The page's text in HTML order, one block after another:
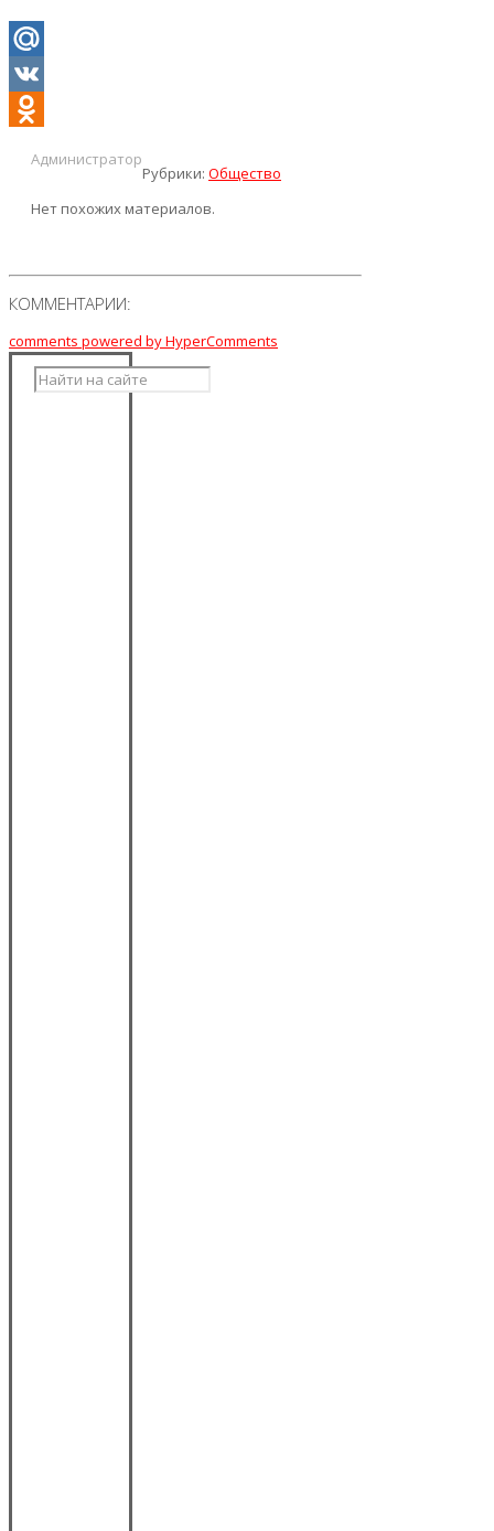
Mail.Ru
VK
Администратор
Рубрики: Общество
Нет похожих материалов.
КОММЕНТАРИИ:
comments powered by HyperComments